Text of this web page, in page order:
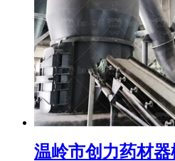
温岭市创力药材器